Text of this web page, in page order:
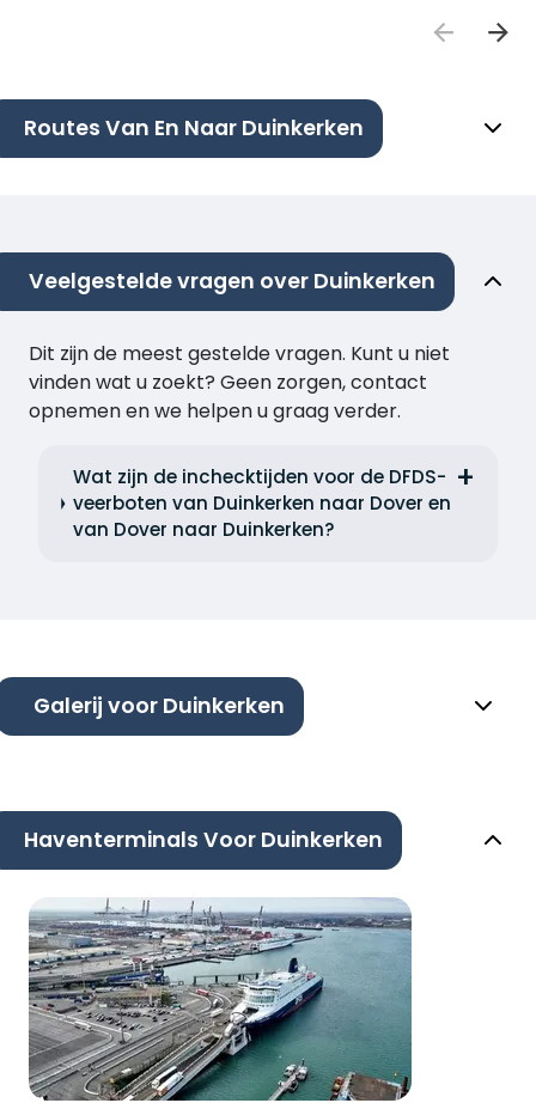
Routes Van En Naar Duinkerken
Veelgestelde vragen over Duinkerken
Dit zijn de meest gestelde vragen. Kunt u niet
vinden wat u zoekt? Geen zorgen, contact
opnemen en we helpen u graag verder.
Wat zijn de inchecktijden voor de DFDS-
veerboten van Duinkerken naar Dover en
van Dover naar Duinkerken?
Galerij voor Duinkerken
Haventerminals Voor Duinkerken